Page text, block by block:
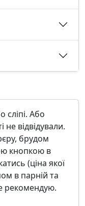
сліпі. Або
відвідували.
брудом
кнопкою в
(ціна якої
в парній та
рекомендую.